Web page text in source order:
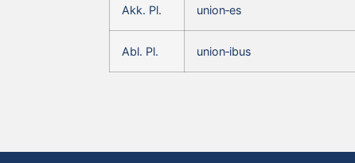
Akk. Pl. union‑es
Abl. Pl. union‑ibus